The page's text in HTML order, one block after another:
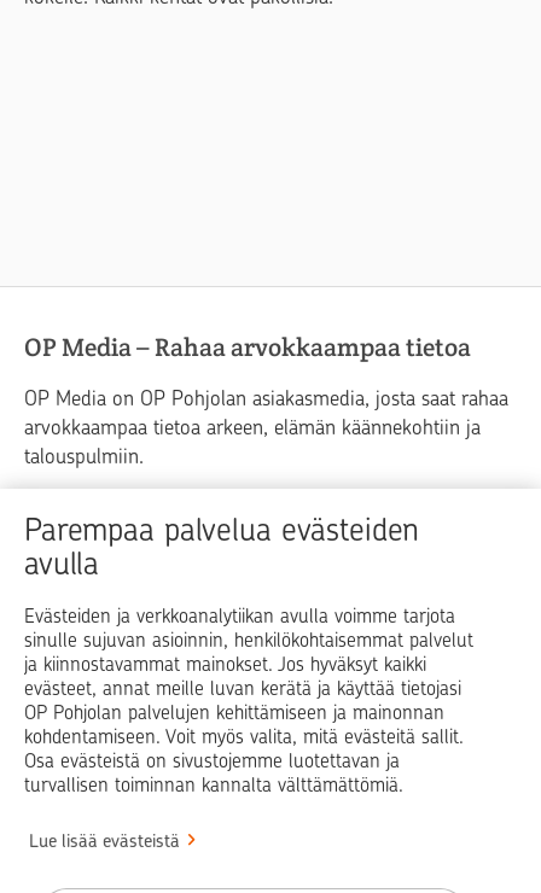
Parempaa palvelua evästeiden
avulla
Evästeiden ja verkkoanalytiikan avulla voimme tarjota
sinulle sujuvan asioinnin, henkilökohtaisemmat palvelut
ja kiinnostavammat mainokset. Jos hyväksyt kaikki
evästeet, annat meille luvan kerätä ja käyttää tietojasi
OP Pohjolan palvelujen kehittämiseen ja mainonnan
kohdentamiseen. Voit myös valita, mitä evästeitä sallit.
Osa evästeistä on sivustojemme luotettavan ja
turvallisen toiminnan kannalta välttämättömiä.
Lue lisää evästeistä
OP Media – Rahaa arvokkaampaa tietoa
OP Media on OP Pohjolan asiakasmedia, josta saat rahaa
arvokkaampaa tietoa arkeen, elämän käännekohtiin ja
talouspulmiin.
Raha Elämä
Yrityselämä
Blogit ja puheenvuorot
Op.fi OP Koti Pohjola Vahinkoapu
Facebook
X LinkedInInstagram